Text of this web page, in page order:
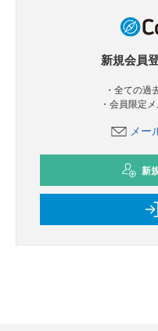
新規会員
・全ての過
・会員限定
メー
新